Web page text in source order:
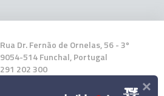
Rua Dr. Fernão de Ornelas, 56 - 3º
9054-514 Funchal, Portugal
291 202 300
×